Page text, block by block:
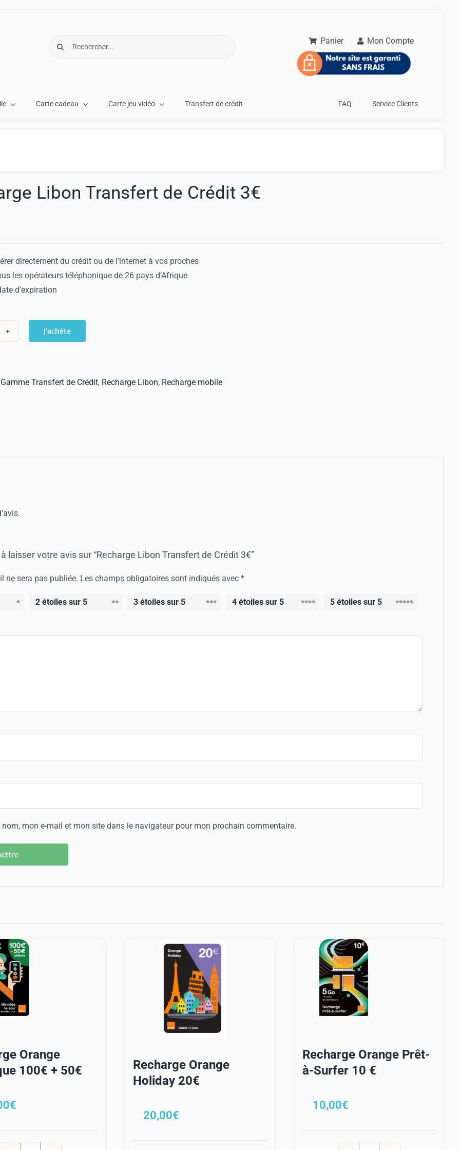
Rechercher: Panier Mon Compte
Carte cadeau Carte jeu vidéo Transfert de crédit FAQ Service Clients
Libon Transfert de Crédit 3€
directement du crédit ou de l’internet à vos proches
les opérateurs téléphonique de 26 pays d’Afrique
d’expiration
J'achète
Gamme Transfert de Crédit, Recharge Libon, Recharge mobile
laisser votre avis sur “Recharge Libon Transfert de Crédit 3€”
ne sera pas publiée. Les champs obligatoires sont indiqués avec *
2 étoiles sur 5 3 étoiles sur 5 4 étoiles sur 5 5 étoiles sur 5
nom, mon e-mail et mon site dans le navigateur pour mon prochain commentaire.
Orange
100€ + 50€
€
Recharge Orange
Holiday 20€
20,00€
Recharge Orange Prêt-
à-Surfer 10 €
10,00€